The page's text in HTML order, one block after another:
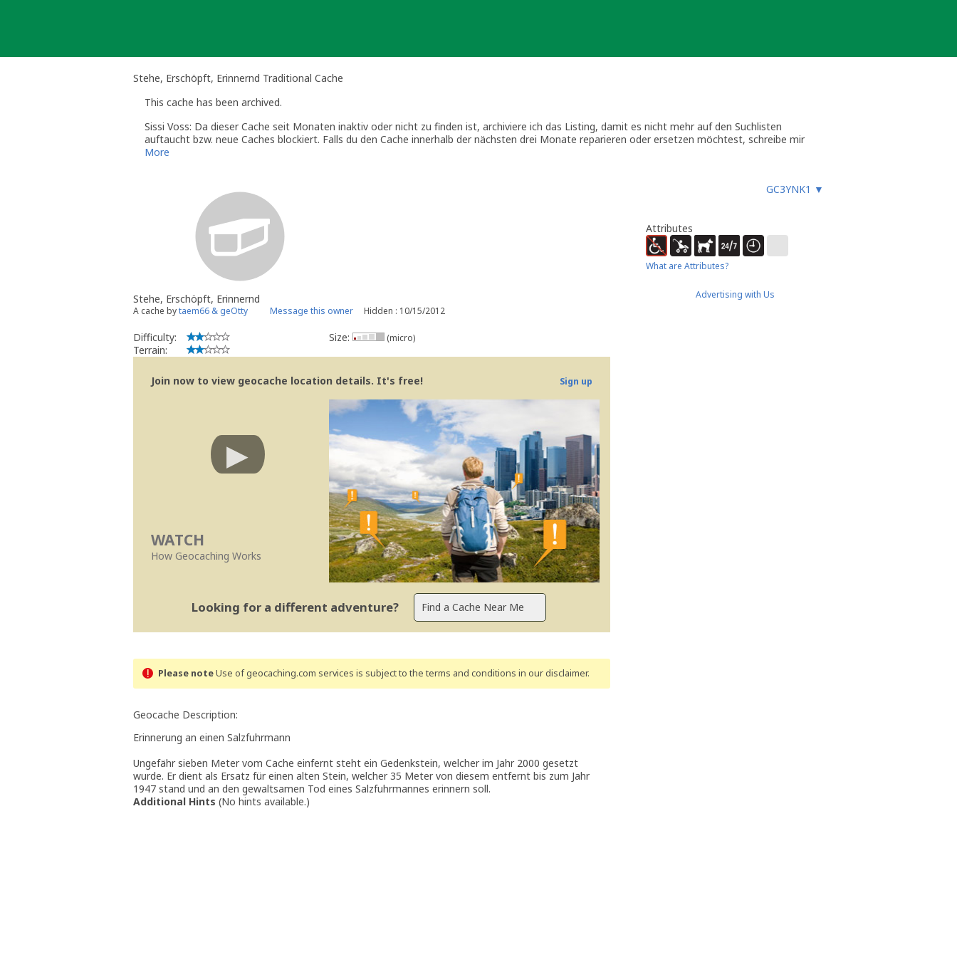
Stehe, Erschöpft, Erinnernd Traditional Cache
This cache has been archived.
Sissi Voss: Da dieser Cache seit Monaten inaktiv oder nicht zu finden ist, archiviere ich das Listing, damit es nicht mehr auf den Suchlisten
auftaucht bzw. neue Caches blockiert. Falls du den Cache innerhalb der nächsten drei Monate reparieren oder ersetzen möchtest, schreibe mir
bitte per E-Mail. Sofern der Cache den aktuellen Guidelines entspricht, hole ich ihn gerne wieder aus dem Archiv.
More
GC3YNK1 ▼
Stehe, Erschöpft, Erinnernd
A cache bytaem66 & geOtty Message this owner Hidden : 10/15/2012
Difficulty:
Terrain:
Size: (micro)
Join now to view geocache location details. It's free! Sign up
WATCH
How Geocaching Works
Looking for a different adventure?
Please noteUse of geocaching.com services is subject to the terms and conditions in our disclaimer.
Geocache Description:
Erinnerung an einen Salzfuhrmann
Ungefähr sieben Meter vom Cache einfernt steht ein Gedenkstein, welcher im Jahr 2000 gesetzt
wurde. Er dient als Ersatz für einen alten Stein, welcher 35 Meter von diesem entfernt bis zum Jahr
1947 stand und an den gewaltsamen Tod eines Salzfuhrmannes erinnern soll.
Additional Hints (No hints available.)
Attributes
What are Attributes?
Advertising with Us